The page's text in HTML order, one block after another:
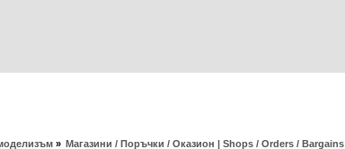
» Магазини / Поръчки / Оказион | Shops / Orders / Bargains